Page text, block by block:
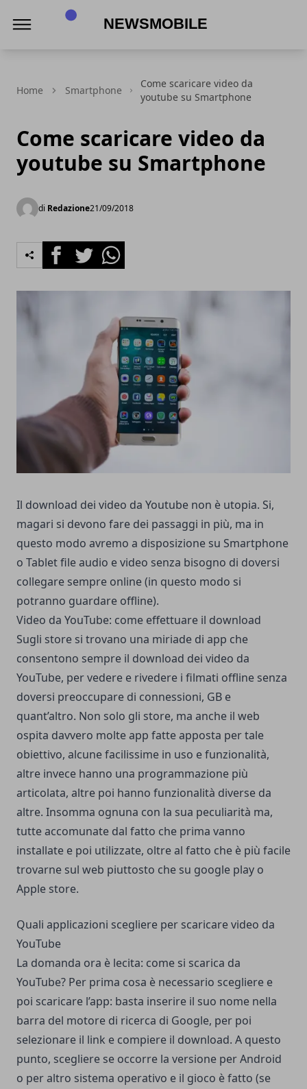
Home Smartphone
Come scaricare video da
youtube su Smartphone
Come scaricare video da
youtube su Smartphone
di Redazione21/09/2018
FacebookTwitterWhatsapp
Il download dei video da Youtube non è utopia. Si,
magari si devono fare dei passaggi in più, ma in
questo modo avremo a disposizione su Smartphone
o Tablet file audio e video senza bisogno di doversi
collegare sempre online (in questo modo si
potranno guardare offline).
Video da YouTube: come effettuare il download
Sugli store si trovano una miriade di app che
consentono sempre il download dei video da
YouTube, per vedere e rivedere i filmati offline senza
doversi preoccupare di connessioni, GB e
quant’altro. Non solo gli store, ma anche il web
ospita davvero molte app fatte apposta per tale
obiettivo, alcune facilissime in uso e funzionalità,
altre invece hanno una programmazione più
articolata, altre poi hanno funzionalità diverse da
altre. Insomma ognuna con la sua peculiarità ma,
tutte accomunate dal fatto che prima vanno
installate e poi utilizzate, oltre al fatto che è più facile
trovarne sul web piuttosto che su google play o
Apple store.
Quali applicazioni scegliere per scaricare video da
YouTube
La domanda ora è lecita: come si scarica da
YouTube? Per prima cosa è necessario scegliere e
poi scaricare l’app: basta inserire il suo nome nella
barra del motore di ricerca di Google, per poi
selezionare il link e compiere il download. A questo
punto, scegliere se occorre la versione per Android
o per altro sistema operativo e il gioco è fatto (se